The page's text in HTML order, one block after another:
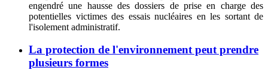
engendré une hausse des dossiers de prise en charge des
potentielles victimes des essais nucléaires en les sortant de
l'isolement administratif.
La protection de l'environnement peut prendre
plusieurs formes